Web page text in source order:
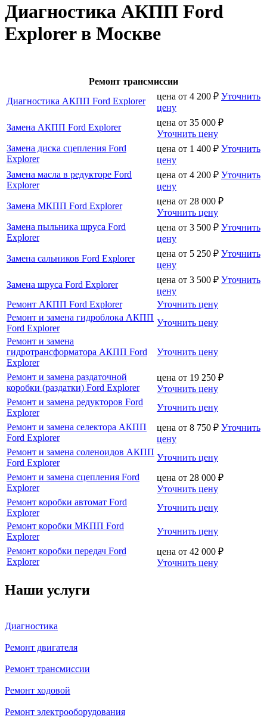
Диагностика АКПП Ford
Explorer в Москве
Ремонт трансмиссии
Диагностика АКПП Ford Explorer
цена от 4 200 ₽ Уточнить
цену
Замена АКПП Ford Explorer
цена от 35 000 ₽
Уточнить цену
Замена диска сцепления Ford
Explorer
цена от 1 400 ₽ Уточнить
цену
Замена масла в редукторе Ford
Explorer
цена от 4 200 ₽ Уточнить
цену
Замена МКПП Ford Explorer
цена от 28 000 ₽
Уточнить цену
Замена пыльника шруса Ford
Explorer
цена от 3 500 ₽ Уточнить
цену
Замена сальников Ford Explorer
цена от 5 250 ₽ Уточнить
цену
Замена шруса Ford Explorer
цена от 3 500 ₽ Уточнить
цену
Ремонт АКПП Ford Explorer
Уточнить цену
Ремонт и замена гидроблока АКПП
Ford Explorer
Уточнить цену
Ремонт и замена
гидротрансформатора АКПП Ford
Explorer
Уточнить цену
Ремонт и замена раздаточной
коробки (раздатки) Ford Explorer
цена от 19 250 ₽
Уточнить цену
Ремонт и замена редукторов Ford
Explorer
Уточнить цену
Ремонт и замена селектора АКПП
Ford Explorer
цена от 8 750 ₽ Уточнить
цену
Ремонт и замена соленоидов АКПП
Ford Explorer
Уточнить цену
Ремонт и замена сцепления Ford
Explorer
цена от 28 000 ₽
Уточнить цену
Ремонт коробки автомат Ford
Explorer
Уточнить цену
Ремонт коробки МКПП Ford
Explorer
Уточнить цену
Ремонт коробки передач Ford
Explorer
цена от 42 000 ₽
Уточнить цену
Наши услуги
Диагностика
Ремонт двигателя
Ремонт трансмиссии
Ремонт ходовой
Ремонт электрооборудования